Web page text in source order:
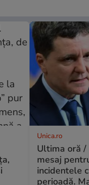
Unica.ro
Ultima oră /
mesaj
incidentele
perioadă.